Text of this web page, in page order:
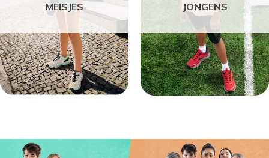
MEISJES JONGENS